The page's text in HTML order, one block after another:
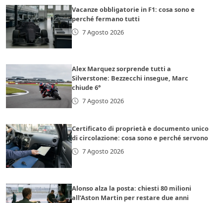
Vacanze obbligatorie in F1: cosa sono e
perché fermano tutti
7 Agosto 2026
Alex Marquez sorprende tutti a
Silverstone: Bezzecchi insegue, Marc
chiude 6°
7 Agosto 2026
Certificato di proprietà e documento unico
di circolazione: cosa sono e perché servono
7 Agosto 2026
Alonso alza la posta: chiesti 80 milioni
all’Aston Martin per restare due anni